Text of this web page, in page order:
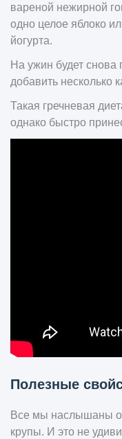
вареной нежирной
одно целое яблоко
йогурта.
На ужин будет
добавить несколько
Такая гречневая
однако быстро
Полезные
Все мы наслышаны о
крупы. И это не